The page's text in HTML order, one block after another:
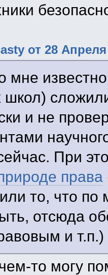
от 28 Апреля
мне
школ)
и не
При
права
или то, что
отсюда
и т.п.)
то могу